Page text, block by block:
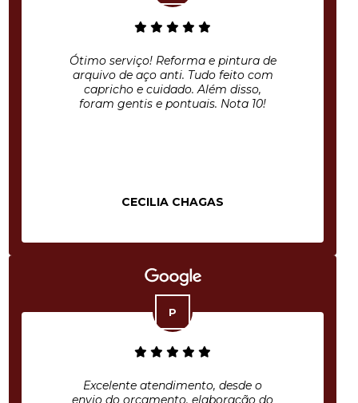
Ótimo serviço! Reforma e pintura de
arquivo de aço anti. Tudo feito com
capricho e cuidado. Além disso,
foram gentis e pontuais. Nota 10!
CECILIA CHAGAS
Excelente atendimento, desde o
envio do orçamento, elaboração do